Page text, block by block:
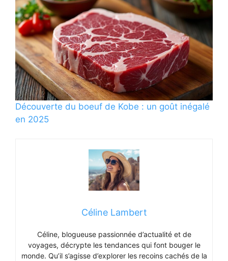
Découverte du boeuf de Kobe : un goût inégalé
en 2025
Céline Lambert
Céline, blogueuse passionnée d’actualité et de
voyages, décrypte les tendances qui font bouger le
monde. Qu’il s’agisse d’explorer les recoins cachés de la